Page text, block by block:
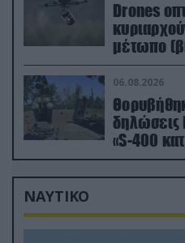
Drones
μέτωπο
06.08.2026
δηλώσεις
«S-400
μόλις μια
ΝΑΥΤΙΚΟ